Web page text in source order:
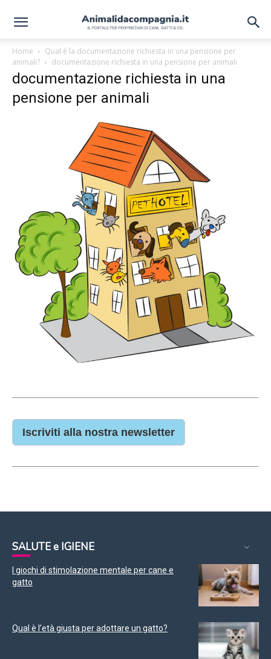
Home
Qual è la documentazione richiesta in una pensione per
animali?
documentazione richiesta in una pensione per animali
documentazione richiesta in una
pensione per animali
Iscriviti alla nostra newsletter
SALUTE e IGIENE
I giochi di stimolazione mentale per cane e
gatto
Qual è l’età giusta per adottare un gatto?